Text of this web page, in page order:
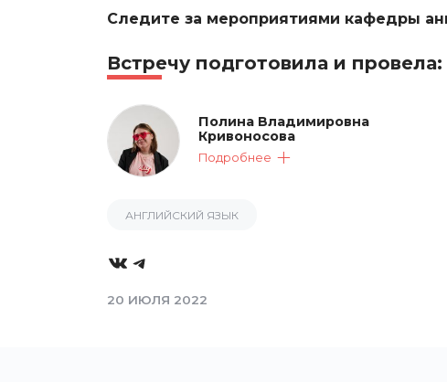
Следите за мероприятиями кафедры
Встречу подготовила и провела:
Полина Владимировна
Кривоносова
Подробнее
АНГЛИЙСКИЙ ЯЗЫК
VKTelegram
20 ИЮЛЯ 2022